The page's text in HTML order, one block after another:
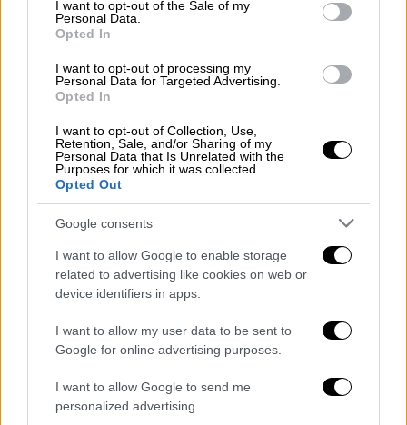
I want to opt-out of the Sale of my
Personal Data.
Opted In
I want to opt-out of processing my
Personal Data for Targeted Advertising.
Opted In
I want to opt-out of Collection, Use,
Retention, Sale, and/or Sharing of my
Personal Data that Is Unrelated with the
Purposes for which it was collected.
Opted Out
Google consents
I want to allow Google to enable storage
related to advertising like cookies on web or
device identifiers in apps.
I want to allow my user data to be sent to
Google for online advertising purposes.
I want to allow Google to send me
personalized advertising.
σε κομμάτια από την αύξηση των δρόμων και
συνέπεια την απώλεια, συρροή και
απομόνωση των ενδιαιτημάτων των ειδών
εξαφανίσεις ειδών.
Σήμερα ο δείκτης κατάτμησης της Ελλάδας
είναι μισός από αυτόν της Ευρώπης, αλλά
αυξάνεται ταχύτερα. Συγκεκριμένα η Ελλάδα:
Ηταν στην πρώτη θέση αύξησης
τεχνητών επιφανειών στην Ευρώπη
Τα εργοτάξια και οι δρόμοι
καταναλώνουν περισσότερη γη στην
Ελλάδα από ό,τι στην Ευρώπη.